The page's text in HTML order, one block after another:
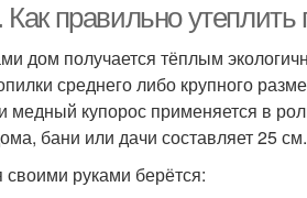
Как правильно
дом получается тёплым
среднего либо крупного
медный купорос применяется в
бани или дачи составляет 25 см.
своими руками берётся: